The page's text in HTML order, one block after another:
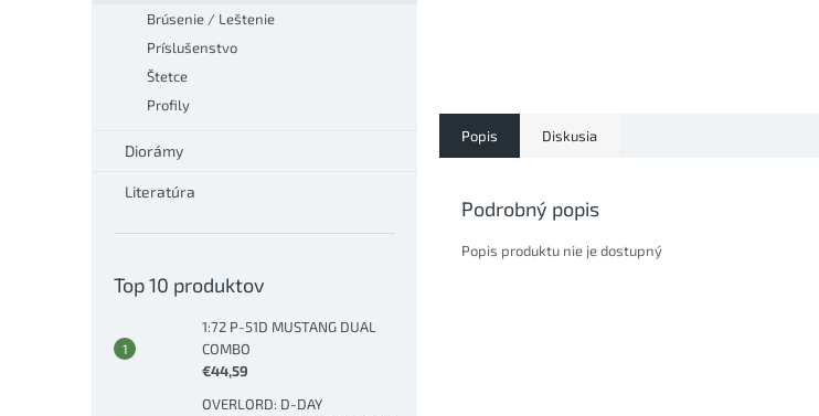
Brúsenie / Leštenie
Príslušenstvo
Štetce
Profily
Diorámy
Literatúra
Top 10 produktov
1:72 P-51D MUSTANG DUAL
COMBO
€44,59
OVERLORD: D-DAY
Popis Diskusia
Podrobný popis
Popis produktu nie je dostupný